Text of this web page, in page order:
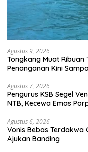
Agustus 9, 2026
Tongkang Muat Ribuan
Penanganan Kini
Agustus 7, 2026
Pengurus KSB Segel
NTB, Kecewa Emas
Agustus 6, 2026
Vonis Bebas Terdakwa
Ajukan Banding